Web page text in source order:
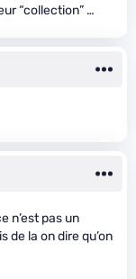
“collection” …
n’est pas un
de la on dire qu’on